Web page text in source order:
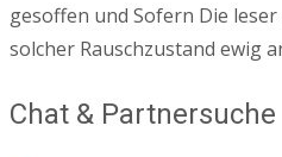
gesoffen und Sofern Die
solcher Rauschzustand ewig
Chat & Partnersuche